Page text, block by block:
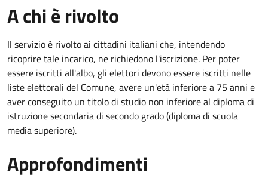
A chi è rivolto
Il servizio è rivolto ai cittadini italiani che, intendendo
ricoprire tale incarico, ne richiedono l'iscrizione. Per poter
essere iscritti all'albo, gli elettori devono essere iscritti nelle
liste elettorali del Comune, avere un'età inferiore a 75 anni e
aver conseguito un titolo di studio non inferiore al diploma di
istruzione secondaria di secondo grado (diploma di scuola
media superiore).
Approfondimenti